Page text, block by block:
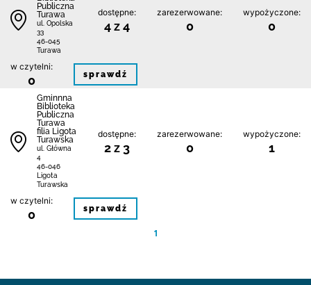
Publiczna
Turawa
ul. Opolska
33
46-045
Turawa
dostępne:
4 z 4
zarezerwowane:
0
wypożyczone:
0
w czytelni:
0 sprawdź
Gminnna
Biblioteka
Publiczna
Turawa
filia Ligota
Turawska
ul. Główna
4
46-046
Ligota
Turawska
dostępne:
2 z 3
zarezerwowane:
0
wypożyczone:
1
w czytelni:
0 sprawdź
1